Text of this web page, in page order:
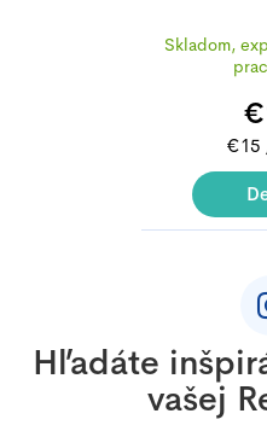
Skladom,
€15
Hľadáte
vašej